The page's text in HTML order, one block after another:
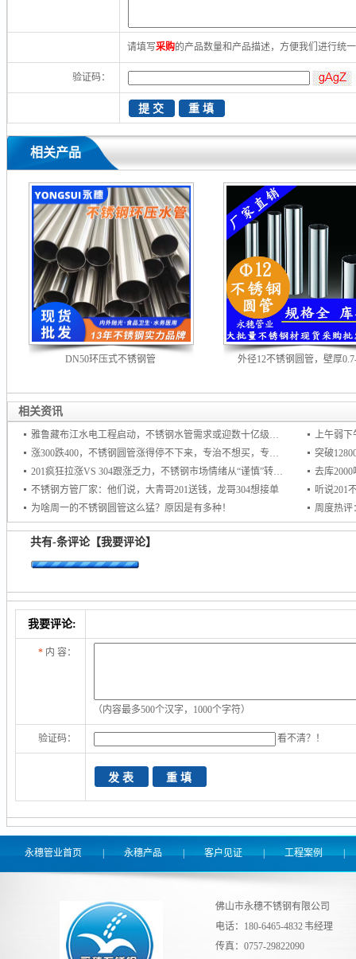
请填写采购的产品数量和产品描述，方便我们进行统
验证码：
相关产品
DN50环压式不锈钢管 外径12不锈钢圆管，壁厚
相关资讯
雅鲁藏布江水电工程启动，不锈钢水管需求或迎数十亿级增量市场
上午弱下
涨300跌400，不锈钢圆管涨得停不下来，专治不想买，专杀不敢买！
201疯狂拉涨VS 304跟涨乏力，不锈钢市场情绪从“谨慎”转向“追涨
去库
不锈钢方管厂家：他们说，大青哥201送钱，龙哥304想接单
听说201
为啥周一的不锈钢圆管这么猛？原因是有多种！
周度热评
共有-条评论【我要评论】
我要评论:
* 内 容：
（内容最多500个汉字，1000个字符）
验证码： 看不清？！
永穗管业首页 永穗产品 | 客户见证 | 工程案例 |
佛山市永穗不锈钢有限公司
电话：180-6465-4832 韦经理
传真：0757-29822090